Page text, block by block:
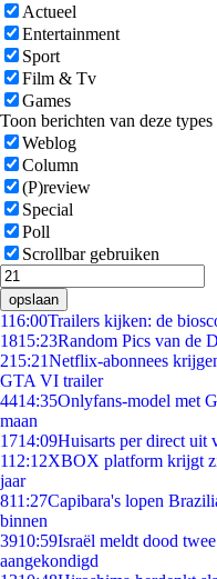
Actueel
Entertainment
Sport
Film & Tv
Games
Toon berichten van deze types
Weblog
Column
(P)review
Special
Poll
Scrollbar gebruiken
opslaan
116:00Trailers kijken: de
1815:23Random Pics van de
215:21Netflix-abonnees
GTA VI trailer
4414:35Onlyfans-model met
maan
1714:09Huisarts per direct uit
112:12XBOX platform krijgt
jaar
811:27Capibara's lopen
binnen
3910:59Israël meldt dood
aangekondigd